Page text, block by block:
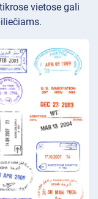
vietose gali